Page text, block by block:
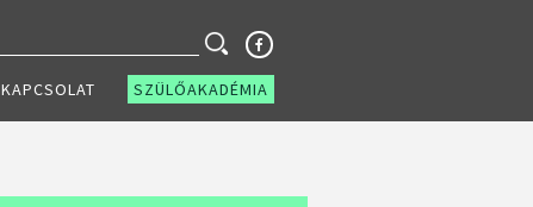
KAPCSOLAT SZÜLŐAKADÉMIA